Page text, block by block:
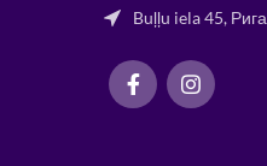
Buļļu iela 45,